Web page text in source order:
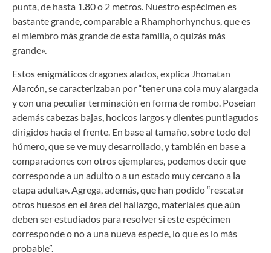
punta, de hasta 1.80 o 2 metros. Nuestro espécimen es
bastante grande, comparable a Rhamphorhynchus, que es
el miembro más grande de esta familia, o quizás más
grande».
Estos enigmáticos dragones alados, explica Jhonatan
Alarcón, se caracterizaban por “tener una cola muy alargada
y con una peculiar terminación en forma de rombo. Poseían
además cabezas bajas, hocicos largos y dientes puntiagudos
dirigidos hacia el frente. En base al tamaño, sobre todo del
húmero, que se ve muy desarrollado, y también en base a
comparaciones con otros ejemplares, podemos decir que
corresponde a un adulto o a un estado muy cercano a la
etapa adulta». Agrega, además, que han podido “rescatar
otros huesos en el área del hallazgo, materiales que aún
deben ser estudiados para resolver si este espécimen
corresponde o no a una nueva especie, lo que es lo más
probable”.